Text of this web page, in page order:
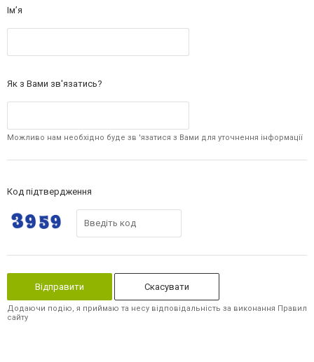
Ім’я
Як з Вами зв'язатись?
Можливо нам необхідно буде зв 'язатися з Вами для уточнення інформації
Код підтвердження
Скасувати
Додаючи подію, я приймаю та несу відповідальність за виконання Правил
сайту